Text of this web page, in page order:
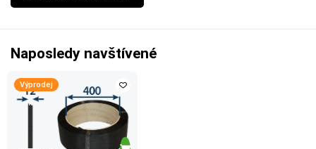
Naposledy navštívené
Výprodej